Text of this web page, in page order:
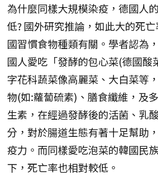
為什麼同樣大規模染疫，德國人
低? 國外研究推論，如此大的死
國習慣食物種類有關。學者認為
國人愛吃「發酵的包心菜(德國酸
字花科蔬菜像高麗菜、大白菜等
物(如:蘿蔔硫素)、膳食纖維，及
生素，在經過發酵後的活菌、乳
分，對於腸道生態有著十足幫助
疫力。而同樣愛吃泡菜的韓國民
下，死亡率也相對較低。